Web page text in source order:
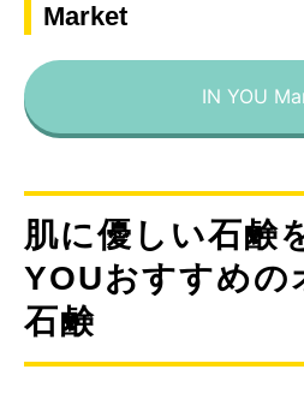
Market
IN YOU
肌に優しい石鹸
YOUおすすめの
石鹸